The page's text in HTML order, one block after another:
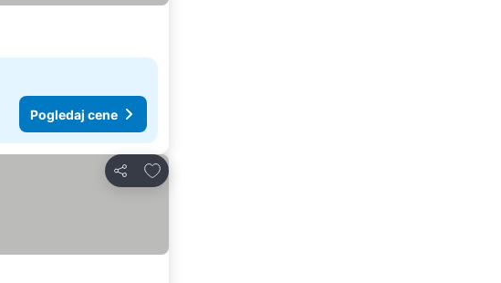
Pogledaj cene
Deli
Dodati u favorite